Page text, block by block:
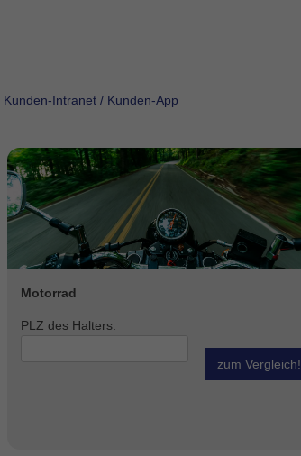
Kunden-Intranet / Kunden-App
Motorrad
PLZ des Halters:
zum Vergleich!